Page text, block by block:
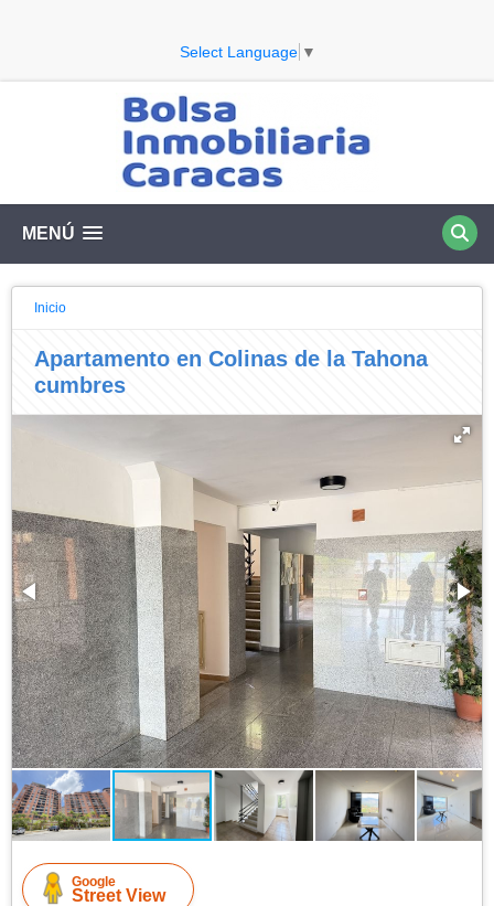
Select Language ▼
MENÚ
Inicio
Apartamento en Colinas de la Tahona
cumbres
Google
Street View